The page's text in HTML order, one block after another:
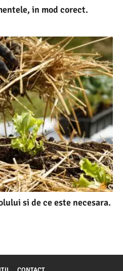
in mod corect.
si de ce este necesara.